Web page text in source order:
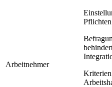
Arbeitnehmer
Kriterien